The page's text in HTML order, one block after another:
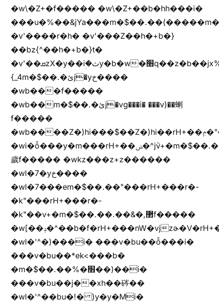
�w\�Z+�f����� �w\�Z+��b�hh���i�
�v'����r�h� �v'���Z��h�+b�}
��bz{^��h�+b�}t�
�v'��ܩzX�y��iؚ�ثy�b�w�׫q��z�b��jx%
{_4m�$��.�ئj�yخ����
�wb���f�����
�wb��m�$��.�ئj�vg���i� ���v)��蝲
f�����
�wb����Z�)hi���$��Z�)hi��rH+��ݦ�"�*'��b�f�rH+��ݦ�"�*'�f�����
�wi�ȭ���y�m���rH+��ݭ�^jٞv+�m�$��.��ޥ
歲f����� �wkz���z+z������
�wl�7�yخ����
�wl�7���em�$��.��"���rH+���r�-
�k"���rH+���r�-
�k"��v+�m�$��.��.��&�,޲f�����
�w[��ݚ�^��b�f�rH+���nW�vjzɚ�V�rH+���nW�vjzz'y���
�wl�'^�)���i� ���v�bu��ȭ���i�
���v�bu��*ek<���b�
�m�$��.��%�׫��)��i�
���v�bu��j��xh��硶��
�wl�'^��bu�!� )y�y�Mi�